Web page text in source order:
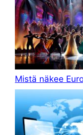
Mistä näkee